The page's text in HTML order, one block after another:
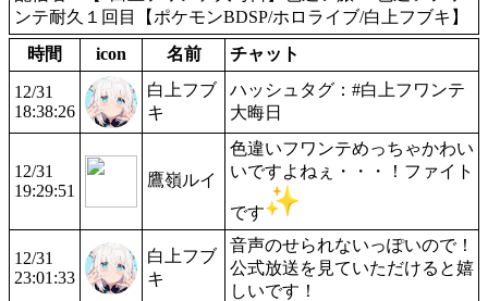
ンテ耐久１回目【ポケモンBDSP/ホロライブ/白上フブキ】
時間
icon 名前 チャット
12/31
18:38:26
白上フブ
キ
ハッシュタグ：#白上フワンテ
大晦日
12/31
19:29:51
鷹嶺ルイ
色違いフワンテめっちゃかわい
いですよねぇ・・・！ファイト
です
12/31
23:01:33
白上フブ
キ
音声のせられないっぽいので！
公式放送を見ていただけると嬉
しいです！